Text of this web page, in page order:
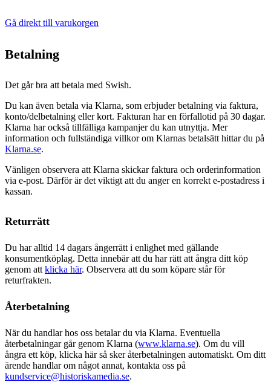
Gå direkt till varukorgen
Betalning
Det går bra att betala med Swish.
Du kan även betala via Klarna, som erbjuder betalning via faktura,
konto/delbetalning eller kort. Fakturan har en förfallotid på 30 dagar.
Klarna har också tillfälliga kampanjer du kan utnyttja. Mer
information och fullständiga villkor om Klarnas betalsätt hittar du på
Klarna.se.
Vänligen observera att Klarna skickar faktura och orderinformation
via e-post. Därför är det viktigt att du anger en korrekt e-postadress i
kassan.
Returrätt
Du har alltid 14 dagars ångerrätt i enlighet med gällande
konsumentköplag. Detta innebär att du har rätt att ångra ditt köp
genom att klicka här. Observera att du som köpare står för
returfrakten.
Återbetalning
När du handlar hos oss betalar du via Klarna. Eventuella
återbetalningar går genom Klarna (www.klarna.se). Om du vill
ångra ett köp, klicka här så sker återbetalningen automatiskt. Om ditt
ärende handlar om något annat, kontakta oss på
kundservice@historiskamedia.se.